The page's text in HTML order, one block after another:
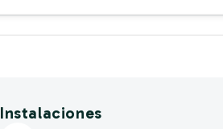
Instalaciones